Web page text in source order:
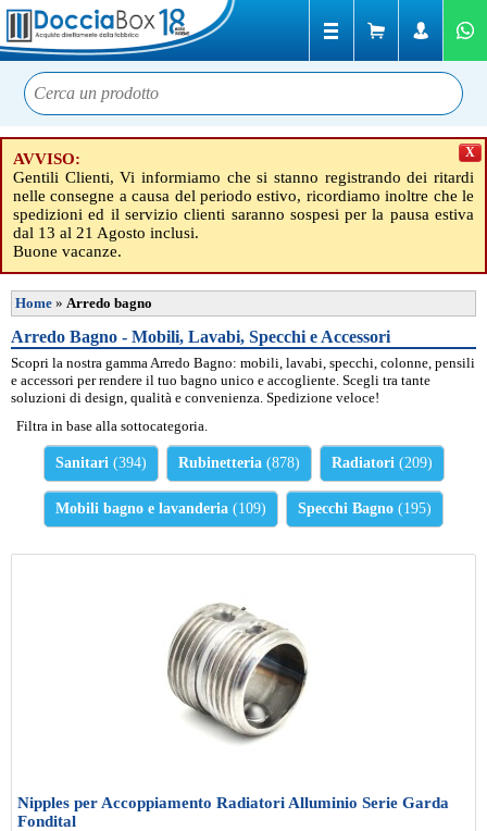
AVVISO:
Gentili Clienti, Vi informiamo che si stanno registrando dei ritardi
nelle consegne a causa del periodo estivo, ricordiamo inoltre che le
spedizioni ed il servizio clienti saranno sospesi per la pausa estiva
dal 13 al 21 Agosto inclusi.
Buone vacanze.
X
Home » Arredo bagno
Arredo Bagno - Mobili, Lavabi, Specchi e Accessori
Scopri la nostra gamma Arredo Bagno: mobili, lavabi, specchi, colonne, pensili
e accessori per rendere il tuo bagno unico e accogliente. Scegli tra tante
soluzioni di design, qualità e convenienza. Spedizione veloce!
Filtra in base alla sottocategoria.
Sanitari(394) Rubinetteria(878) Radiatori(209)
Mobili bagno e lavanderia (109) Specchi Bagno (195)
Nipples per Accoppiamento Radiatori Alluminio Serie Garda
Fondital